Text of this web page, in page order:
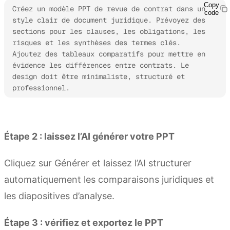
Créez un modèle PPT de revue de contrat dans un
style clair de document juridique. Prévoyez des
sections pour les clauses, les obligations, les
risques et les synthèses des termes clés.
Ajoutez des tableaux comparatifs pour mettre en
évidence les différences entre contrats. Le
design doit être minimaliste, structuré et
professionnel.
Copy
code
Étape 2 : laissez l’AI générer votre PPT
Cliquez sur Générer et laissez l’AI structurer
automatiquement les comparaisons juridiques et
les diapositives d’analyse.
Étape 3 : vérifiez et exportez le PPT